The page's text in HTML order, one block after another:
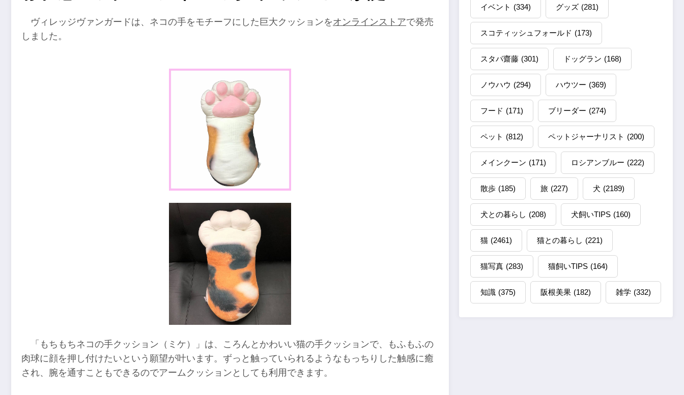
ヴィレッジヴァンガードは、ネコの手をモチーフにした巨大クッションをオンラインストアで発売
しました。
「もちもちネコの手クッション（ミケ）」は、ころんとかわいい猫の手クッションで、もふもふの
肉球に顔を押し付けたいという願望が叶います。ずっと触っていられるようなもっちりした触感に癒
され、腕を通すこともできるのでアームクッションとしても利用できます。
イベント (334) グッズ (281)
スコティッシュフォールド (173)
スタパ齋藤 (301) ドッグラン (168)
ノウハウ (294) ハウツー (369)
フード (171) ブリーダー (274)
ペット (812) ペットジャーナリスト (200)
メインクーン (171) ロシアンブルー (222)
散歩 (185) 旅 (227) 犬 (2189)
犬との暮らし (208) 犬飼いTIPS (160)
猫 (2461) 猫との暮らし (221)
猫写真 (283) 猫飼いTIPS (164)
知識 (375) 阪根美果 (182) 雑学 (332)